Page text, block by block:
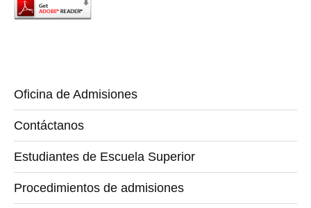
Oficina de Admisiones
Contáctanos
Estudiantes de Escuela Superior
Procedimientos de admisiones